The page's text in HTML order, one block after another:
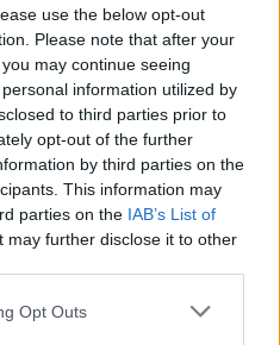
use the below opt-out
Please note that after your
may continue seeing
information utilized by
to third parties prior to
opt-out of the further
by third parties on the
This information may
parties on the IAB’s List of
may further disclose it to other
uses one or more Google
Opt Outs
τη
– Σαουδικής Αραβίας